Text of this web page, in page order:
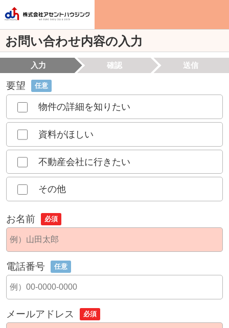
お問い合わせ内容の入力
入力 確認 送信
要望 任意
物件の詳細を知りたい
資料がほしい
不動産会社に行きたい
その他
お名前 必須
電話番号 任意
メールアドレス 必須